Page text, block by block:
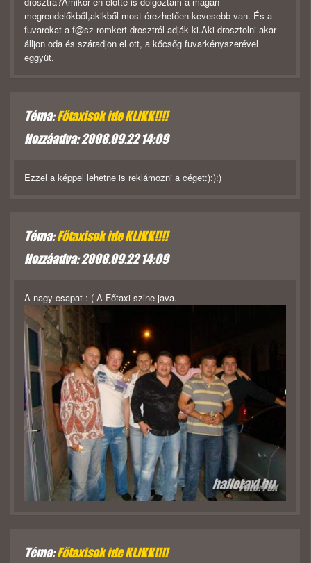
megrendelőkből,akikből most érezhetően kevesebb van. És a
fuvarokat a f@sz romkert drosztról adják ki.Aki drosztolni akar
álljon oda és száradjon el ott, a kőcsőg fuvarkényszerével
eggyüt.
Téma:Főtaxisok ide KLIKK!!!!
Hozzáadva: 2008.09.22 14:09
Ezzel a képpel lehetne is reklámozni a céget:):):)
Téma:Főtaxisok ide KLIKK!!!!
Hozzáadva: 2008.09.22 14:09
A nagy csapat :-( A Főtaxi szine java.
Téma:Főtaxisok ide KLIKK!!!!